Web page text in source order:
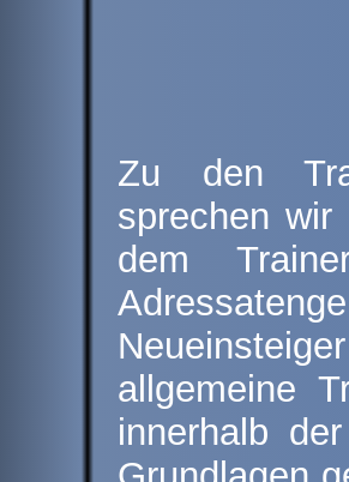
Zu den
sprechen
dem
allgemeine
innerhalb